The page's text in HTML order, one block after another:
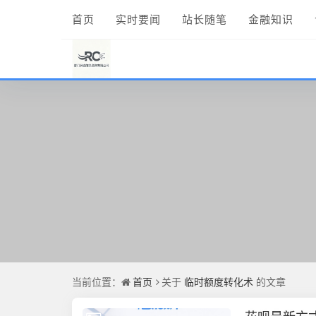
首页 实时要闻 站长随笔 金融知识
当前位置： 首页 关于 临时额度转化术 的文章